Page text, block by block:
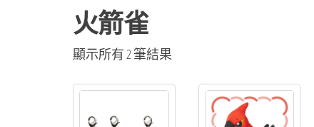
火箭雀
顯示所有 2 筆結果